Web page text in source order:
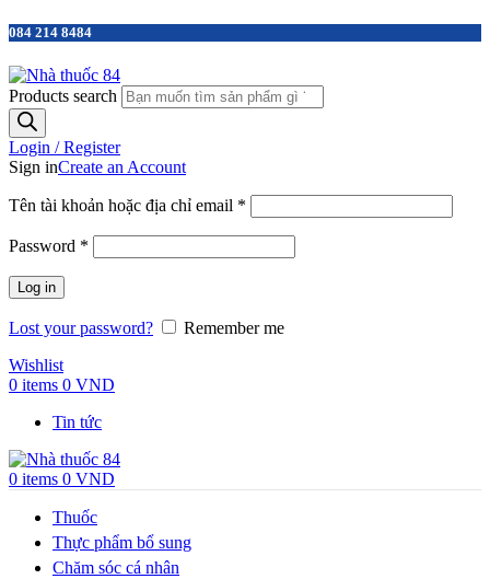
084 214 8484
Products search
Login / Register
Sign inCreate an Account
Tên tài khoản hoặc địa chỉ email *
Password *
Log in
Lost your password?
Remember me
Wishlist
0 items 0 VND
Tin tức
0 items 0 VND
Thuốc
Thực phẩm bổ sung
Chăm sóc cá nhân